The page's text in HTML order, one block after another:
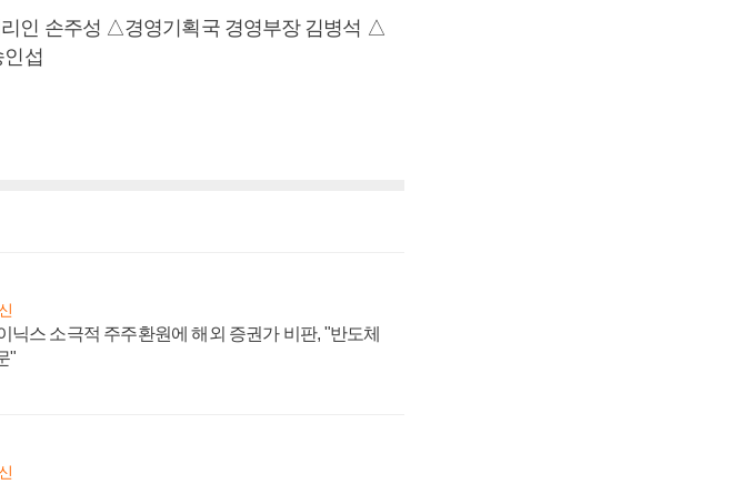
인 손주성 △경영기획국 경영부장 김병석 △
섭
닉스 소극적 주주환원에 해외 증권가 비판, "반도체
"